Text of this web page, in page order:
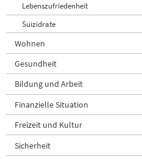
Lebenszufriedenheit
Suizidrate
Wohnen
Gesundheit
Bildung und Arbeit
Finanzielle Situation
Freizeit und Kultur
Sicherheit